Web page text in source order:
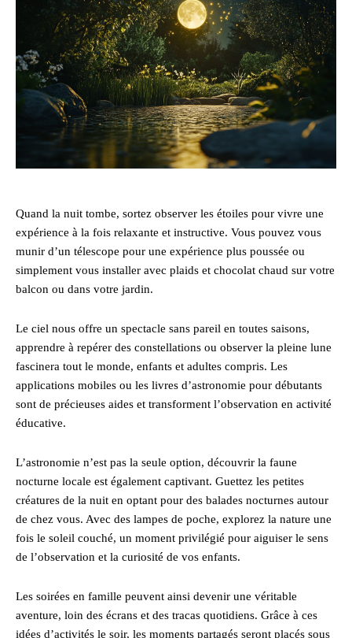
Quand la nuit tombe, sortez observer les étoiles pour vivre une
expérience à la fois relaxante et instructive. Vous pouvez vous
munir d’un télescope pour une expérience plus poussée ou
simplement vous installer avec plaids et chocolat chaud sur votre
balcon ou dans votre jardin.
Le ciel nous offre un spectacle sans pareil en toutes saisons,
apprendre à repérer des constellations ou observer la pleine lune
fascinera tout le monde, enfants et adultes compris. Les
applications mobiles ou les livres d’astronomie pour débutants
sont de précieuses aides et transforment l’observation en activité
éducative.
L’astronomie n’est pas la seule option, découvrir la faune
nocturne locale est également captivant. Guettez les petites
créatures de la nuit en optant pour des balades nocturnes autour
de chez vous. Avec des lampes de poche, explorez la nature une
fois le soleil couché, un moment privilégié pour aiguiser le sens
de l’observation et la curiosité de vos enfants.
Les soirées en famille peuvent ainsi devenir une véritable
aventure, loin des écrans et des tracas quotidiens. Grâce à ces
idées d’activités le soir, les moments partagés seront placés sous